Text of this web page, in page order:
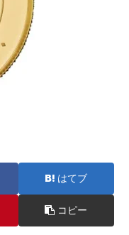
はてブ
コピー